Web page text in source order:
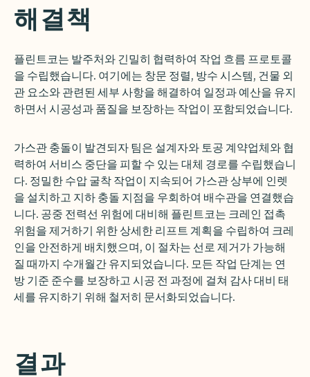
해결책
플린트코는 발주처와 긴밀히 협력하여 작업 흐름 프로토콜
을 수립했습니다. 여기에는 창문 정렬, 방수 시스템, 건물 외
관 요소와 관련된 세부 사항을 해결하여 일정과 예산을 유지
하면서 시공성과 품질을 보장하는 작업이 포함되었습니다.
가스관 충돌이 발견되자 팀은 설계자와 토공 계약업체와 협
력하여 서비스 중단을 피할 수 있는 대체 경로를 수립했습니
다. 정밀한 수압 굴착 작업이 지속되어 가스관 상부에 인렛
을 설치하고 지하 충돌 지점을 우회하여 배수관을 연결했습
니다. 공중 전력선 위험에 대비해 플린트코는 크레인 접촉
위험을 제거하기 위한 상세한 리프트 계획을 수립하여 크레
인을 안전하게 배치했으며, 이 절차는 선로 제거가 가능해
질 때까지 수개월간 유지되었습니다. 모든 작업 단계는 연
방 기준 준수를 보장하고 시공 전 과정에 걸쳐 감사 대비 태
세를 유지하기 위해 철저히 문서화되었습니다.
결과